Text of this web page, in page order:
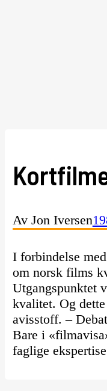
Av Jon Iversen
I forbindelse
om norsk films
Utgangspunktet
kvalitet. Og
avisstoff. –
Bare i
faglige